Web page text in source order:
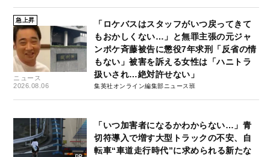
急上昇
ニュース
2026.08.06
「ロケバスはスタッフがいつ戻ってきて
もおかしくない…」と無罪主張の元ジャ
ンポケ斉藤被告に懲役7年求刑「反省の情
もない」被害を訴える女性は「ハニトラ
扱いされ…絶対許せない」
集英社オンライン編集部ニュース班
「いつ加害者になるかわからない…」青
切符導入で増す大型トラックの不安、自
転車“車道走行時代”に求められる新たな